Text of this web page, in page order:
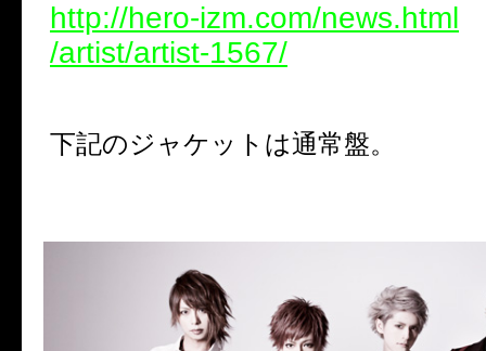
http://hero-izm.com/news.html
/artist/artist-1567/
下記のジャケットは通常盤。